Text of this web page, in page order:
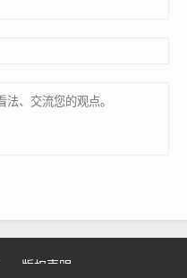
版权声明